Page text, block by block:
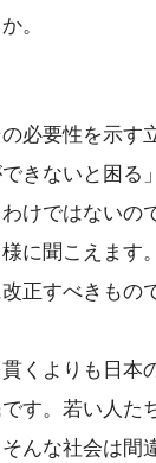
。
必要性を示す
きないと困る
けではない
に聞こえます
正すべきもの
くよりも日本
す。若い人た
んな社会は間